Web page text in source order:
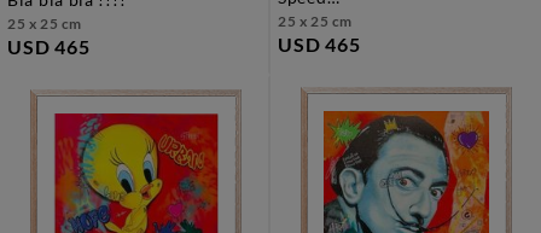
25 x 25 cm
USD 465
25 x 25 cm
USD 465